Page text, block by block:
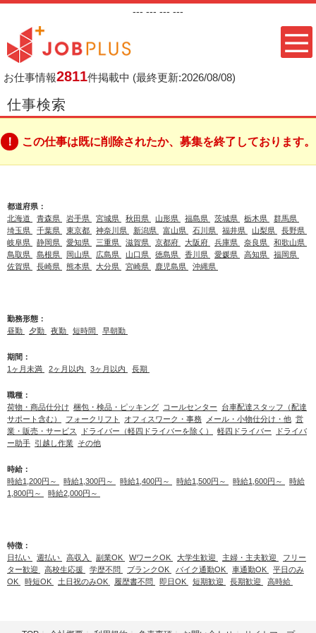
--- --- --- ---
お仕事情報2811件掲載中 (最終更新:2026/08/08)
仕事検索
この仕事は既に削除されたか、募集を終了しております。
都道府県：
北海道
青森県 岩手県 宮城県 秋田県 山形県 福島県 茨城県 栃木県
群馬県
埼玉県
千葉県 東京都 神奈川県 新潟県 富山県 石川県 福井県 山梨県
長野県
岐阜県
静岡県 愛知県 三重県 滋賀県 京都府 大阪府 兵庫県 奈良県
和歌山県
鳥取県
島根県 岡山県 広島県 山口県 徳島県 香川県 愛媛県 高知県
福岡県
佐賀県
長崎県 熊本県 大分県 宮崎県 鹿児島県 沖縄県
勤務形態：
昼勤
夕勤 夜勤 短時間 早朝勤
期間：
1ヶ月未満
2ヶ月以内 3ヶ月以内 長期
職種：
荷物・商品仕分け 梱包・検品・ピッキング コールセンター
台車配達スタッフ（配達
サポート含む）
フォークリフト オフィスワーク・事務 メール・小物仕分け・他 営
業・販売・サービス
ドライバー（軽四ドライバーを除く） 軽四ドライバー
ドライバ
ー助手 引越し作業 その他
時給：
時給1,200円～
時給1,300円～ 時給1,400円～ 時給1,500円～ 時給1,600円～
時給
1,800円～
時給2,000円～
特徴：
日払い
週払い 高収入 副業OK WワークOK 大学生歓迎 主婦・主夫歓迎
フリー
ター歓迎
高校生応援 学歴不問 ブランクOK バイク通勤OK 車通勤OK
平日のみ
OK
時短OK 土日祝のみOK 履歴書不問 即日OK 短期歓迎 長期歓迎 高時給